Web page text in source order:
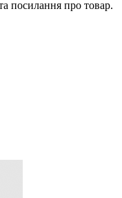
посилання про товар.